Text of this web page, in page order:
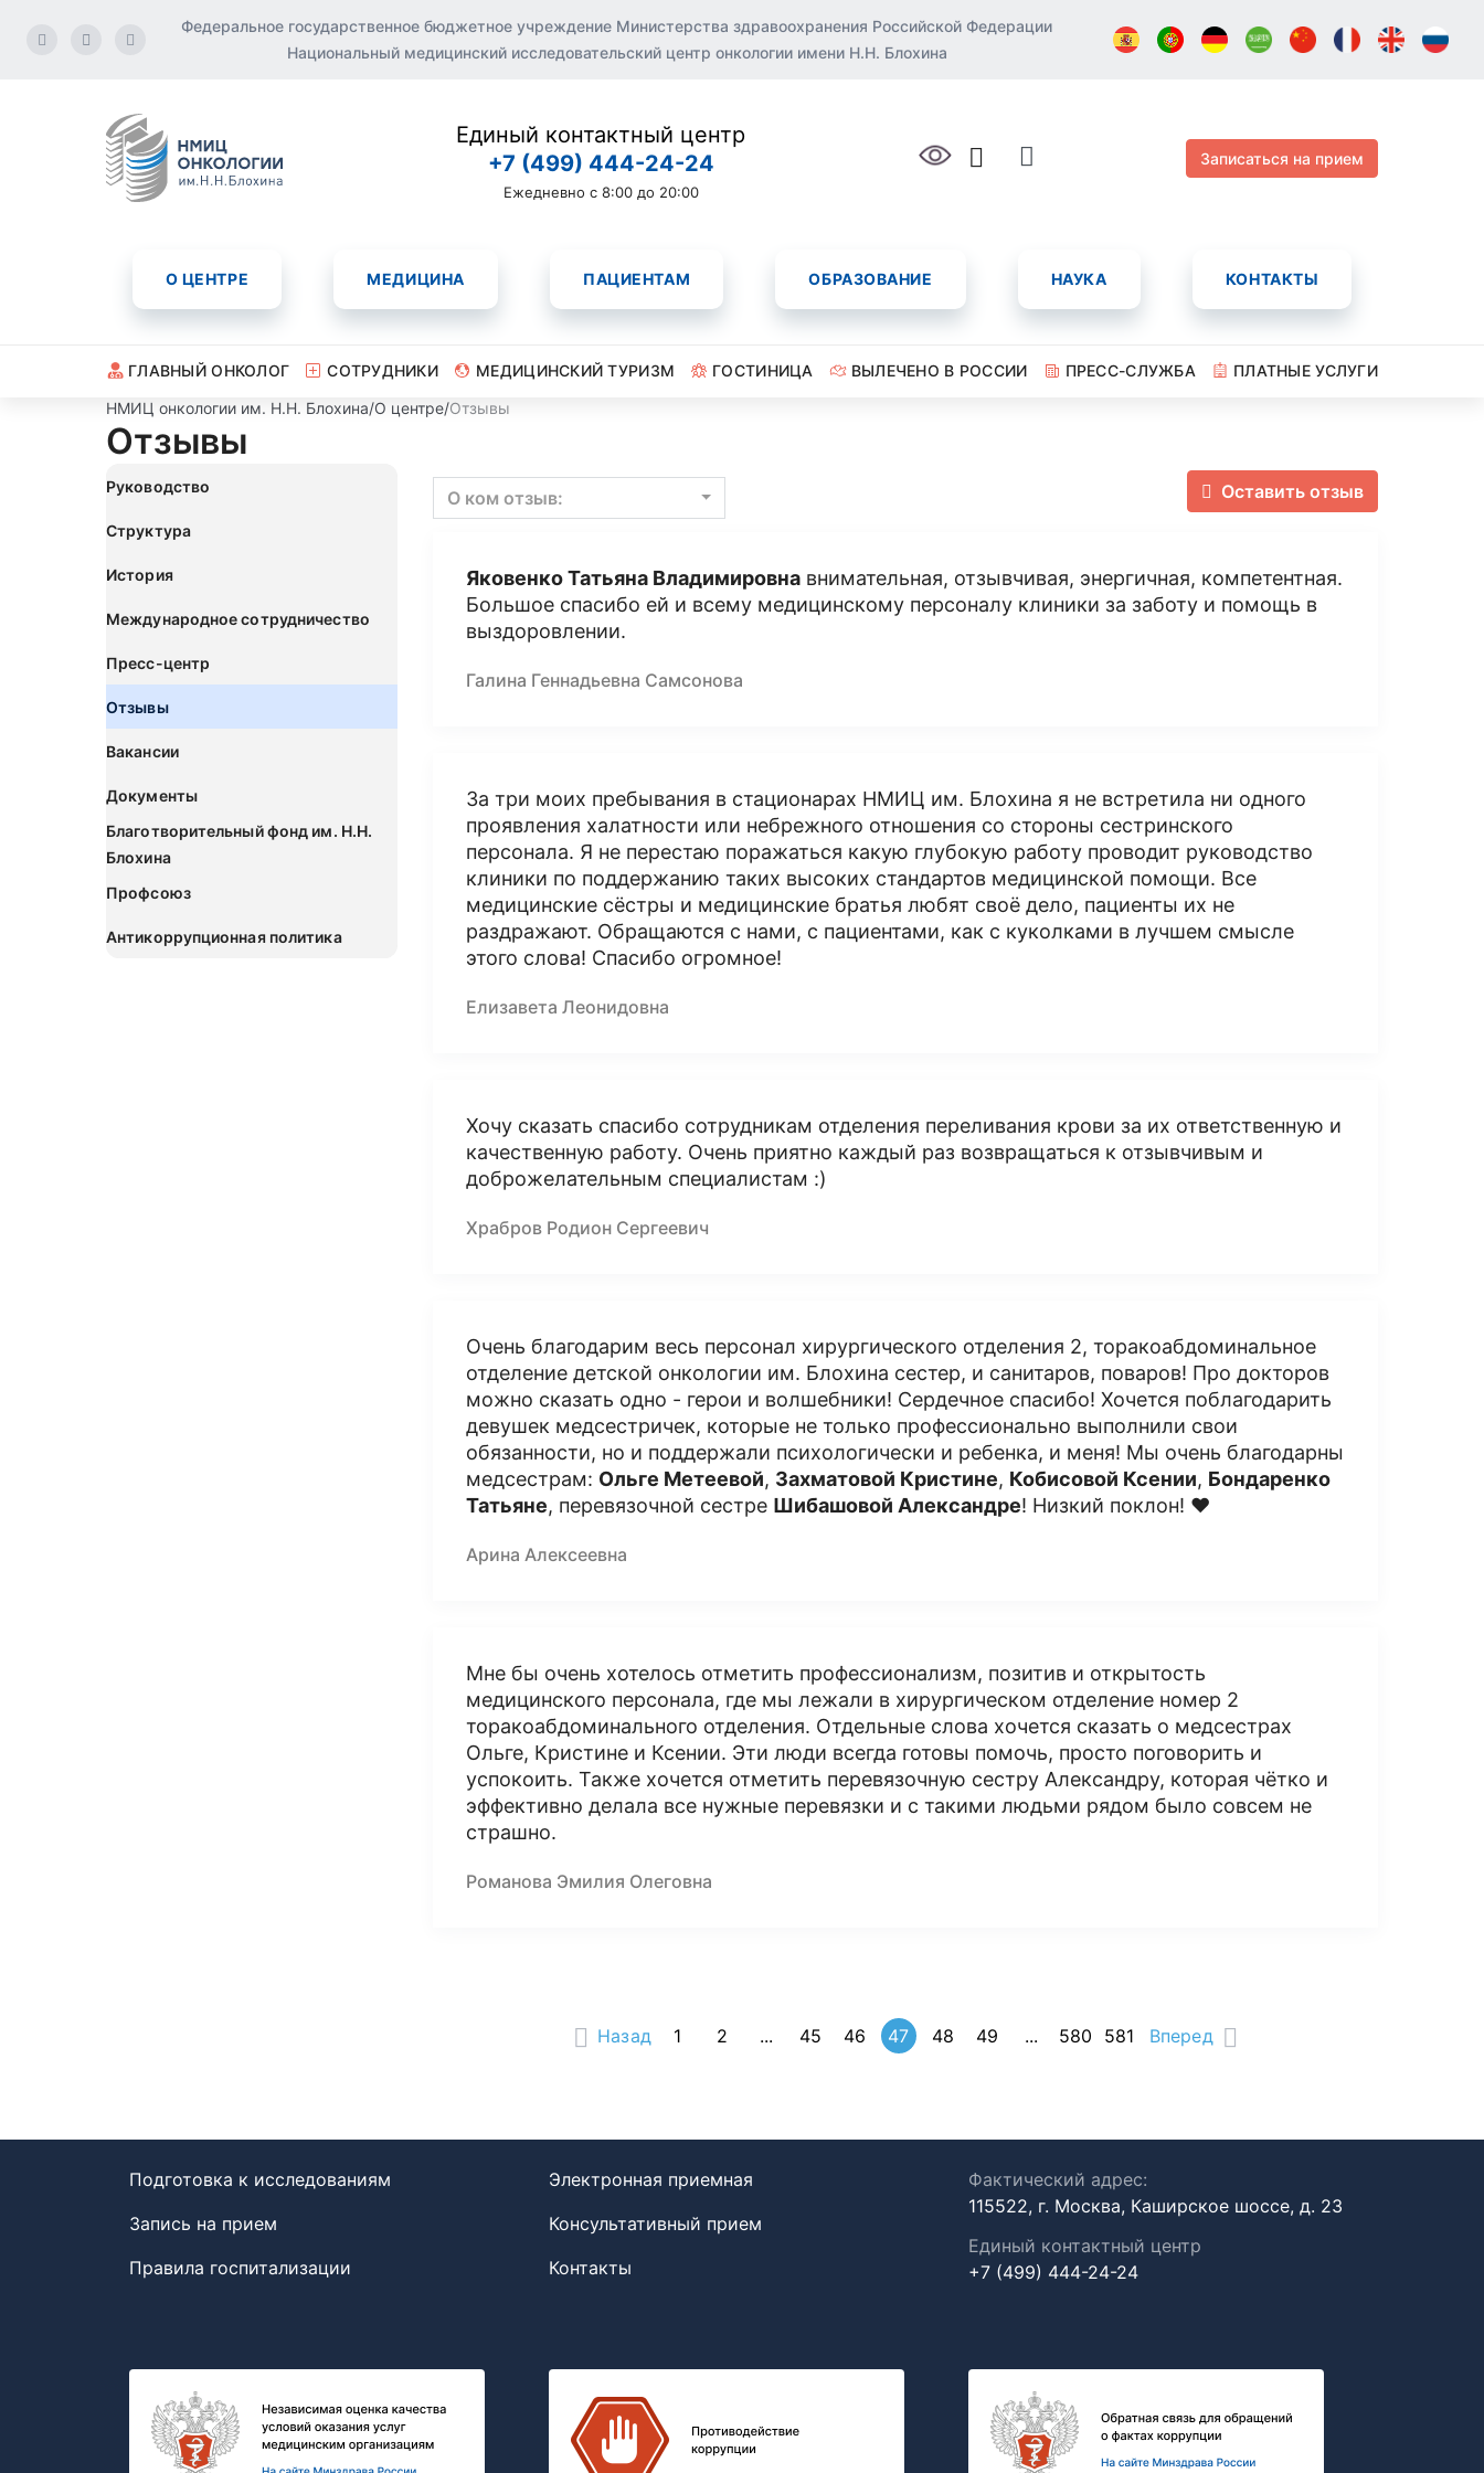
Федеральное государственное бюджетное учреждение Министерства здравоохранения Российской Федерации
Национальный медицинский исследовательский центр онкологии имени Н.Н. Блохина
Единый контактный центр
+7 (499) 444-24-24
Ежедневно с 8:00 до 20:00
Записаться на прием
О ЦЕНТРЕ МЕДИЦИНА ПАЦИЕНТАМ ОБРАЗОВАНИЕ НАУКА КОНТАКТЫ
ГЛАВНЫЙ ОНКОЛОГ СОТРУДНИКИ МЕДИЦИНСКИЙ ТУРИЗМ ГОСТИНИЦА ВЫЛЕЧЕНО В РОССИИ ПРЕСС-СЛУЖБА
ПЛАТНЫЕ УСЛУГИ
НМИЦ онкологии им. Н.Н. Блохина/О центре/Отзывы
Отзывы
Руководство
Структура
История
Международное сотрудничество
Пресс-центр
Отзывы
Вакансии
Документы
Благотворительный фонд им. Н.Н.
Блохина
Профсоюз
Антикоррупционная политика
Оставить отзыв
О ком отзыв:
Яковенко Татьяна Владимировнавнимательная, отзывчивая, энергичная, компетентная.
Большое спасибо ей и всему медицинскому персоналу клиники за заботу и помощь в
выздоровлении.
Галина Геннадьевна Самсонова
За три моих пребывания в стационарах НМИЦ им. Блохина я не встретила ни одного
проявления халатности или небрежного отношения со стороны сестринского
персонала. Я не перестаю поражаться какую глубокую работу проводит руководство
клиники по поддержанию таких высоких стандартов медицинской помощи. Все
медицинские сёстры и медицинские братья любят своё дело, пациенты их не
раздражают. Обращаются с нами, с пациентами, как с куколками в лучшем смысле
этого слова! Спасибо огромное!
Елизавета Леонидовна
Хочу сказать спасибо сотрудникам отделения переливания крови за их ответственную и
качественную работу. Очень приятно каждый раз возвращаться к отзывчивым и
доброжелательным специалистам :)
Храбров Родион Сергеевич
Очень благодарим весь персонал хирургического отделения 2, торакоабдоминальное
отделение детской онкологии им. Блохина сестер, и санитаров, поваров! Про докторов
можно сказать одно - герои и волшебники! Сердечное спасибо! Хочется поблагодарить
девушек медсестричек, которые не только профессионально выполнили свои
обязанности, но и поддержали психологически и ребенка, и меня! Мы очень благодарны
медсестрам: Ольге Метеевой, Захматовой Кристине, Кобисовой Ксении, Бондаренко
Татьяне, перевязочной сестре Шибашовой Александре! Низкий поклон! ❤️
Арина Алексеевна
Мне бы очень хотелось отметить профессионализм, позитив и открытость
медицинского персонала, где мы лежали в хирургическом отделение номер 2
торакоабдоминального отделения. Отдельные слова хочется сказать о медсестрах
Ольге, Кристине и Ксении. Эти люди всегда готовы помочь, просто поговорить и
успокоить. Также хочется отметить перевязочную сестру Александру, которая чётко и
эффективно делала все нужные перевязки и с такими людьми рядом было совсем не
страшно.
Романова Эмилия Олеговна
Назад 1 2 ... 45 46 47 48 49 ... 580 581 Вперед
Подготовка к исследованиям
Запись на прием
Правила госпитализации
Электронная приемная
Консультативный прием
Контакты
Фактический адрес:
115522, г. Москва, Каширское шоссе, д. 23
Единый контактный центр
+7 (499) 444-24-24